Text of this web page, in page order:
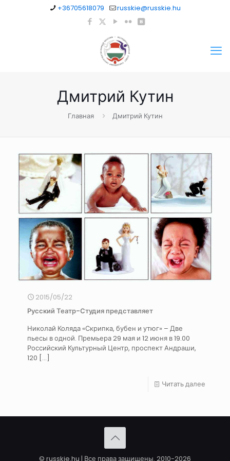
+36705618079 russkie@russkie.hu
Дмитрий Кутин
Главная Дмитрий Кутин
2015/05/22
Русский Театр-Студия представляет
Николай Коляда «Скрипка, бубен и утюг» – Две
пьесы в одной. Премьера 29 мая и 12 июня в 19.00
Российский Культурный Центр, проспект Андраши,
120 […]
Читать далее
© russkie.hu | Все права защищены. 2010-2026